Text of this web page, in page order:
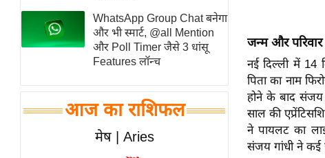
स्तंभ
एम.
आर.
चाय पर
समीक्षा
WhatsApp Group Chat बनेगा
और भी स्मार्ट, @all Mention
और Poll Timer जैसे 3 धांसू
Features लॉन्च
आज का राशिफल
मेष | Aries
जन्म और परिवार
नई दिल्ली में 14
पिता का नाम
होने के बाद संजय
साल की
ने पायलट का
संजय गांधी ने कई